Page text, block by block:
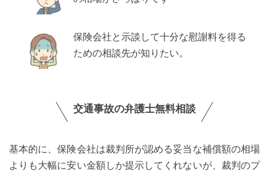
保険会社と示談して十分な慰謝料を得る
ための相談先が知りたい。
交通事故の弁護士無料相談
基本的に、保険会社は裁判所が認める妥当な補償額の相場
よりも大幅に安い金額しか提示してくれないが、裁判のプ